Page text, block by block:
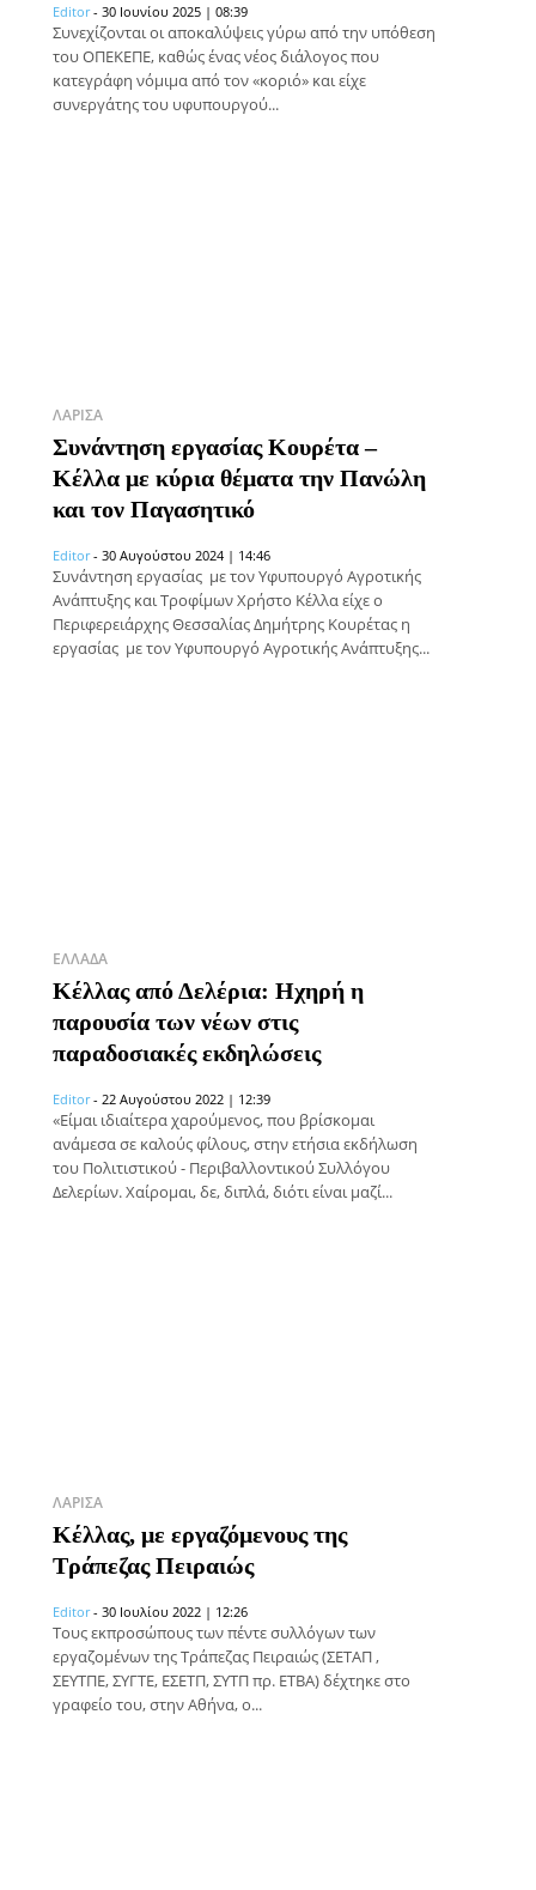
Editor - 30 Ιουνίου 2025 | 08:39
Συνεχίζονται οι αποκαλύψεις γύρω από την υπόθεση
του ΟΠΕΚΕΠΕ, καθώς ένας νέος διάλογος που
κατεγράφη νόμιμα από τον «κοριό» και είχε
συνεργάτης του υφυπουργού...
ΛΆΡΙΣΑ
Συνάντηση εργασίας Κουρέτα –
Κέλλα με κύρια θέματα την Πανώλη
και τον Παγασητικό
Editor - 30 Αυγούστου 2024 | 14:46
Συνάντηση εργασίας με τον Υφυπουργό Αγροτικής
Ανάπτυξης και Τροφίμων Χρήστο Κέλλα είχε ο
Περιφερειάρχης Θεσσαλίας Δημήτρης Κουρέτας η
εργασίας με τον Υφυπουργό Αγροτικής Ανάπτυξης...
ΕΛΛΆΔΑ
Κέλλας από Δελέρια: Ηχηρή η
παρουσία των νέων στις
παραδοσιακές εκδηλώσεις
Editor - 22 Αυγούστου 2022 | 12:39
«Είμαι ιδιαίτερα χαρούμενος, που βρίσκομαι
ανάμεσα σε καλούς φίλους, στην ετήσια εκδήλωση
του Πολιτιστικού - Περιβαλλοντικού Συλλόγου
Δελερίων. Χαίρομαι, δε, διπλά, διότι είναι μαζί...
ΛΆΡΙΣΑ
Κέλλας, με εργαζόμενους της
Τράπεζας Πειραιώς
Editor - 30 Ιουλίου 2022 | 12:26
Τους εκπροσώπους των πέντε συλλόγων των
εργαζομένων της Τράπεζας Πειραιώς (ΣΕΤΑΠ ,
ΣΕΥΤΠΕ, ΣΥΓΤΕ, ΕΣΕΤΠ, ΣΥΤΠ πρ. ΕΤΒΑ) δέχτηκε στο
γραφείο του, στην Αθήνα, ο...